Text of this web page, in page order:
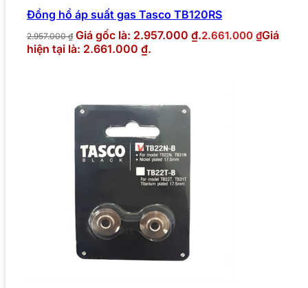
Đồng hồ áp suất gas Tasco TB120RS
2.957.000₫ Giá gốc là: 2.957.000 ₫.2.661.000 ₫Giá
hiện tại là: 2.661.000 ₫.